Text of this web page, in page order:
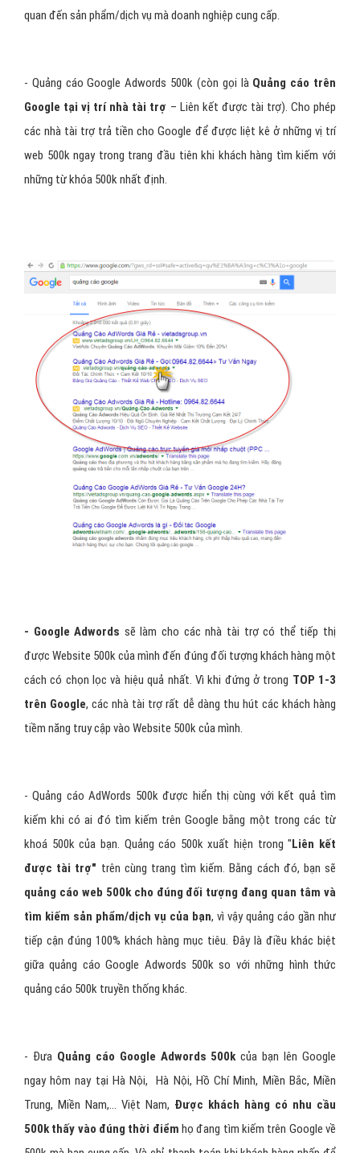
quan đến sản phẩm/dịch vụ mà doanh nghiệp cung cấp.
- Quảng cáo Google Adwords 500k (còn gọi là Quảng cáo trên
Google tại vị trí nhà tài trợ – Liên kết được tài trợ). Cho phép
các nhà tài trợ trả tiền cho Google để được liệt kê ở những vị trí
web 500k ngay trong trang đầu tiên khi khách hàng tìm kiếm với
những từ khóa 500k nhất định.
- Google Adwords sẽ làm cho các nhà tài trợ có thể tiếp thị
được Website 500k của mình đến đúng đối tượng khách hàng một
cách có chọn lọc và hiệu quả nhất. Vì khi đứng ở trong TOP 1-3
trên Google, các nhà tài trợ rất dễ dàng thu hút các khách hàng
tiềm năng truy cập vào Website 500k của mình.
- Quảng cáo AdWords 500k được hiển thị cùng với kết quả tìm
kiếm khi có ai đó tìm kiếm trên Google bằng một trong các từ
khoá 500k của bạn. Quảng cáo 500k xuất hiện trong " Liên kết
được tài trợ" trên cùng trang tìm kiếm. Bằng cách đó, bạn sẽ
quảng cáo web 500k cho đúng đối tượng đang quan tâm và
tìm kiếm sản phẩm/dịch vụ của bạn, vì vậy quảng cáo gần như
tiếp cận đúng 100% khách hàng mục tiêu. Đây là điều khác biệt
giữa quảng cáo Google Adwords 500k so với những hình thức
quảng cáo 500k truyền thống khác.
- Đưa Quảng cáo Google Adwords 500kcủa bạn lên Google
ngay hôm nay tại Hà Nội, Hà Nội, Hồ Chí Minh, Miền Bắc, Miền
Trung, Miền Nam,… Việt Nam, Được khách hàng có nhu cầu
500k thấy vào đúng thời điểm họ đang tìm kiếm trên Google về